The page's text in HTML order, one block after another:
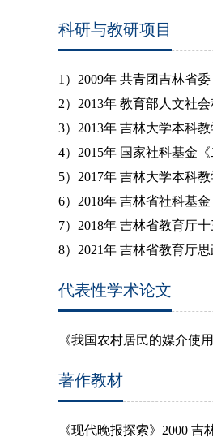
科研与教研项目
1 ） 2009年 共青团吉林省
2） 2013年 教育部人文社
3） 2013年 吉林大学本科
4） 2015年 国家社科基金
5） 2017年 吉林大学本科教
6） 2018年 吉林省社科基
7） 2018年 吉林省教育厅
8） 2021年 吉林省教育厅
代表性学术论文
《我国农村居民的媒介使
著作教材
《现代晚报探索》 2000 吉